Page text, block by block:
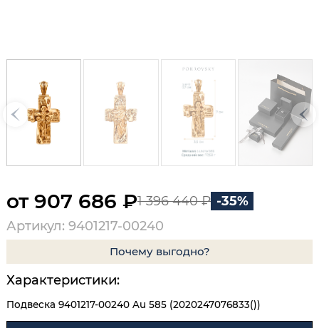
от 907 686 ₽1 396 440 ₽ -35%
Артикул: 9401217-00240
Почему выгодно?
Характеристики:
Подвеска 9401217-00240 Au 585 (2020247076833())